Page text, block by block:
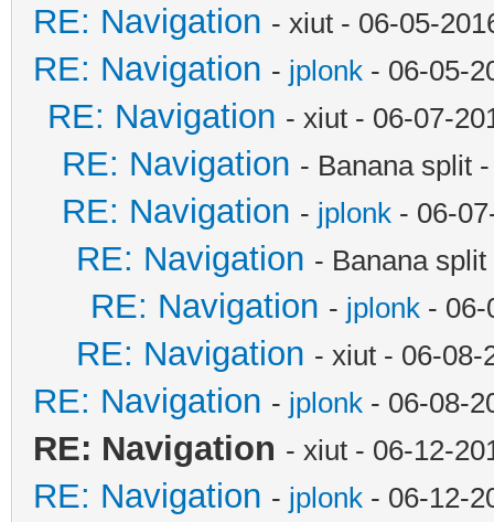
RE: Navigation - xiut - 06-05-
RE: Navigation - jplonk - 06-05-
RE: Navigation - xiut - 06-07-
RE: Navigation - Banana split
RE: Navigation - jplonk - 06-
RE: Navigation - Banana
RE: Navigation - jplonk - 06-
RE: Navigation - xiut - 06-08-
RE: Navigation - jplonk - 06-08-
RE: Navigation - xiut - 06-12-
RE: Navigation - jplonk - 06-12-